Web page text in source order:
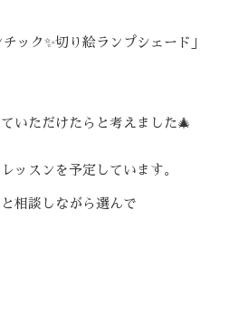
ック✨切り絵ランプシェード」
いただけたらと考えました🎄
ッスンを予定しています。
相談しながら選んで